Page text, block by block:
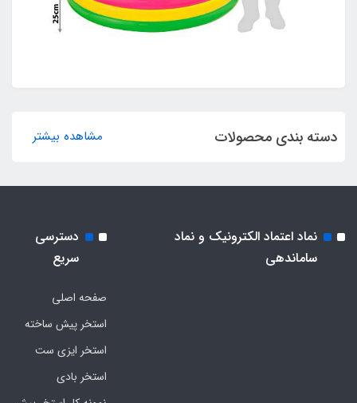
دسته بندی محصولات مشاهده بیشتر
نماد اعتماد الکترونیک و نماد
ساماندهی
دسترسی
سریع
صفحه اصلی
استخر پیش ساخته
استخر ایزی ست
استخر بادی